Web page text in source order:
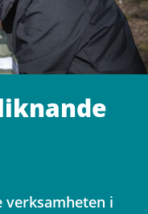
verksamheten i